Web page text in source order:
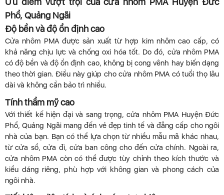
Phổ, Quảng Ngãi
Độ bền và độ ổn định cao
Cửa nhôm PMA được sản xuất từ hợp kim nhôm cao cấp, có
khả năng chịu lực và chống oxi hóa tốt. Do đó, cửa nhôm PMA
có độ bền và độ ổn định cao, không bị cong vênh hay biến dạng
theo thời gian. Điều này giúp cho cửa nhôm PMA có tuổi thọ lâu
dài và không cần bảo trì nhiều.
Tính thẩm mỹ cao
Với thiết kế hiện đại và sang trọng, cửa nhôm PMA Huyện Đức
Phổ, Quảng Ngãi mang đến vẻ đẹp tinh tế và đẳng cấp cho ngôi
nhà của bạn. Bạn có thể lựa chọn từ nhiều mẫu mã khác nhau,
từ cửa sổ, cửa đi, cửa ban công cho đến cửa chính. Ngoài ra,
cửa nhôm PMA còn có thể được tùy chỉnh theo kích thước và
kiểu dáng riêng, phù hợp với không gian và phong cách của
ngôi nhà.